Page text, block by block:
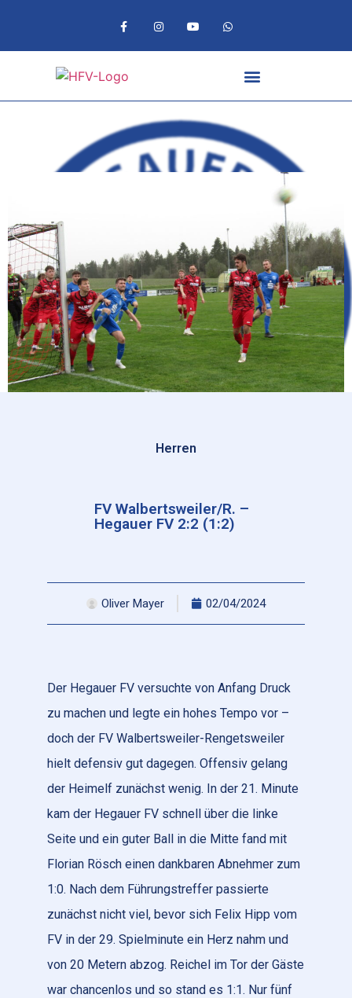
Herren
FV Walbertsweiler/R. –
Hegauer FV 2:2 (1:2)
Oliver Mayer 02/04/2024
Der Hegauer FV versuchte von Anfang Druck
zu machen und legte ein hohes Tempo vor –
doch der FV Walbertsweiler-Rengetsweiler
hielt defensiv gut dagegen. Offensiv gelang
der Heimelf zunächst wenig. In der 21. Minute
kam der Hegauer FV schnell über die linke
Seite und ein guter Ball in die Mitte fand mit
Florian Rösch einen dankbaren Abnehmer zum
1:0. Nach dem Führungstreffer passierte
zunächst nicht viel, bevor sich Felix Hipp vom
FV in der 29. Spielminute ein Herz nahm und
von 20 Metern abzog. Reichel im Tor der Gäste
war chancenlos und so stand es 1:1. Nur fünf